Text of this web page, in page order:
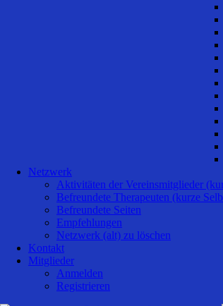
Netzwerk
Aktivitäten der Vereinsmitglieder
Befreundete Therapeuten (kurze
Befreundete Seiten
Empfehlungen
Netzwerk (alt) zu löschen
Kontakt
Mitglieder
Anmelden
Registrieren